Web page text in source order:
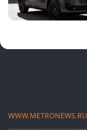
WWW.METRONEWS.RU